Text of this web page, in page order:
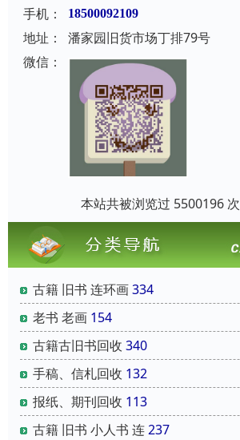
手机：
18500092109
地址：
潘家园旧货市场丁排79号
微信：
本站共被浏览过 5500196 次
古籍 旧书 连环画334
老书 老画 154
古籍古旧书回收 340
手稿、信札回收 132
报纸、期刊回收 113
古籍 旧书 小人书 连237